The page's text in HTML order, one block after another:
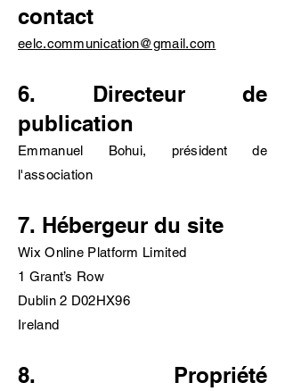
contact
eelc.communication@gmail.com
6. Directeur de
publication
Emmanuel Bohui, président de
l'association
7. Hébergeur du site
Wix Online Platform Limited
1 Grant’s Row
Dublin 2 D02HX96
Ireland
8. Propriété